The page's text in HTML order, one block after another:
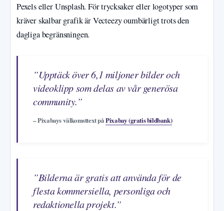
Pexels eller Unsplash. För trycksaker eller logotyper som
kräver skalbar grafik är Vecteezy oumbärligt trots den
dagliga begränsningen.
”Upptäck över 6,1 miljoner bilder och
videoklipp som delas av vår generösa
community.”
– Pixabays välkomsttext påPixabay (gratis bildbank)
”Bilderna är gratis att använda för de
flesta kommersiella, personliga och
redaktionella projekt.”